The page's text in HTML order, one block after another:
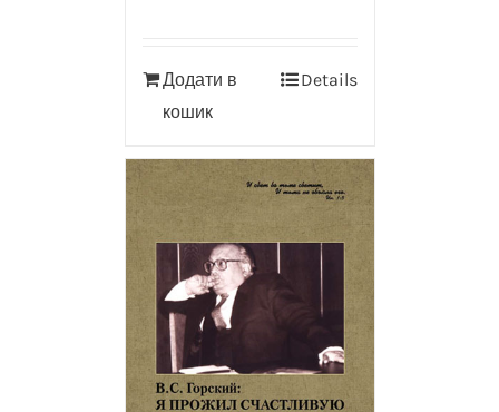
Додати в
кошик
Details